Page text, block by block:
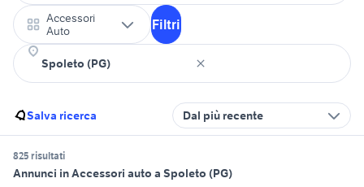
Accessori
Auto
Filtri
Salva ricerca Dal più recente
825 risultati
Annunci in Accessori auto a Spoleto (PG)